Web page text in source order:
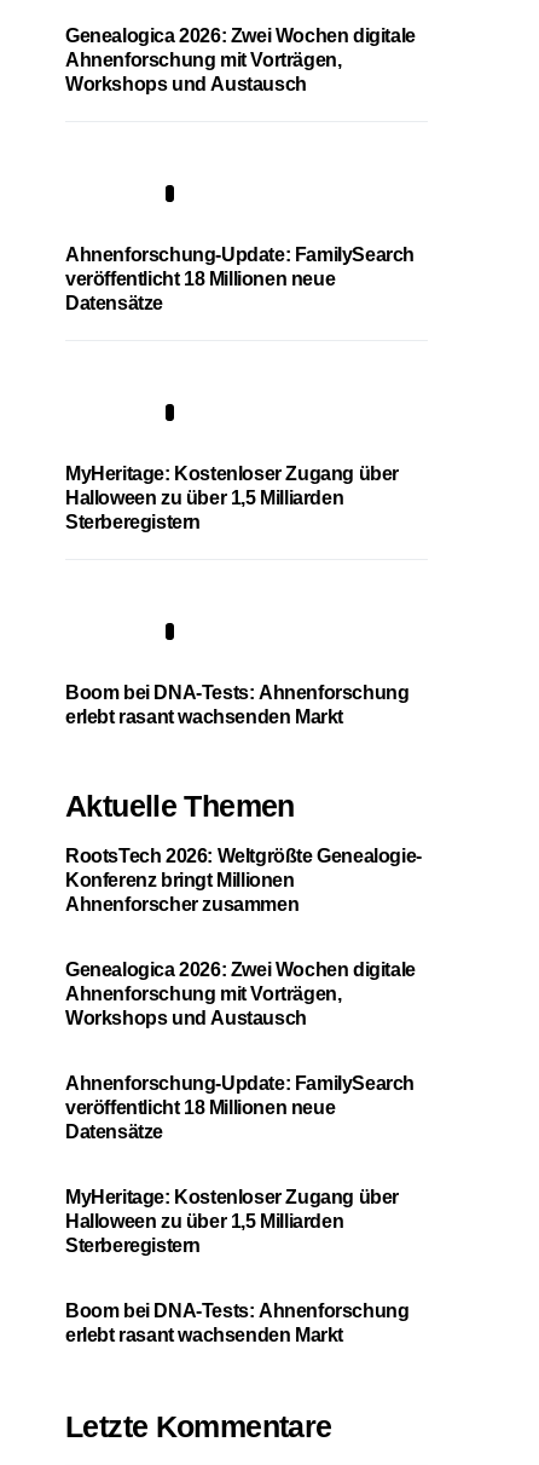
Genealogica 2026: Zwei Wochen digitale
Ahnenforschung mit Vorträgen,
Workshops und Austausch
Ahnenforschung-Update: FamilySearch
veröffentlicht 18 Millionen neue
Datensätze
MyHeritage: Kostenloser Zugang über
Halloween zu über 1,5 Milliarden
Sterberegistern
Boom bei DNA-Tests: Ahnenforschung
erlebt rasant wachsenden Markt
Aktuelle Themen
RootsTech 2026: Weltgrößte Genealogie-
Konferenz bringt Millionen
Ahnenforscher zusammen
Genealogica 2026: Zwei Wochen digitale
Ahnenforschung mit Vorträgen,
Workshops und Austausch
Ahnenforschung-Update: FamilySearch
veröffentlicht 18 Millionen neue
Datensätze
MyHeritage: Kostenloser Zugang über
Halloween zu über 1,5 Milliarden
Sterberegistern
Boom bei DNA-Tests: Ahnenforschung
erlebt rasant wachsenden Markt
Letzte Kommentare